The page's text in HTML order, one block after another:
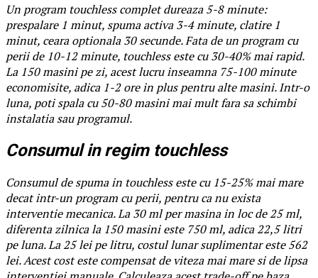
Un program touchless complet dureaza 5-8 minute:
prespalare 1 minut, spuma activa 3-4 minute, clatire 1
minut, ceara optionala 30 secunde. Fata de un program cu
perii de 10-12 minute, touchless este cu 30-40% mai rapid.
La 150 masini pe zi, acest lucru inseamna 75-100 minute
economisite, adica 1-2 ore in plus pentru alte masini. Intr-o
luna, poti spala cu 50-80 masini mai mult fara sa schimbi
instalatia sau programul.
Consumul in regim touchless
Consumul de spuma in touchless este cu 15-25% mai mare
decat intr-un program cu perii, pentru ca nu exista
interventie mecanica. La 30 ml per masina in loc de 25 ml,
diferenta zilnica la 150 masini este 750 ml, adica 22,5 litri
pe luna. La 25 lei pe litru, costul lunar suplimentar este 562
lei. Acest cost este compensat de viteza mai mare si de lipsa